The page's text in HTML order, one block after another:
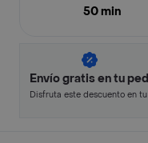
50 min
Envío gratis en tu
Disfruta este descuento en